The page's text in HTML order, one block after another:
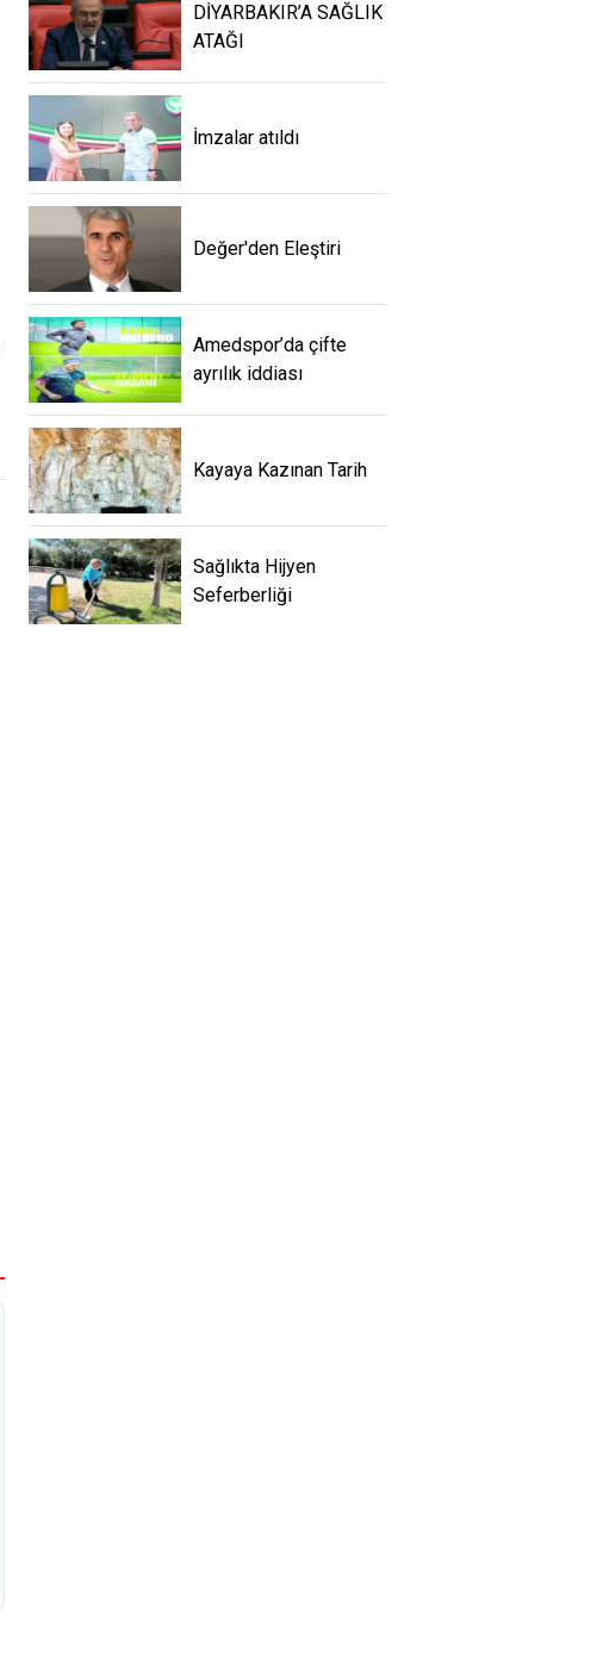
DİYARBAKIR’A SAĞLIK
ATAĞI
İmzalar atıldı
Değer'den Eleştiri
Amedspor’da çifte
ayrılık iddiası
Kayaya Kazınan Tarih
Sağlıkta Hijyen
Seferberliği